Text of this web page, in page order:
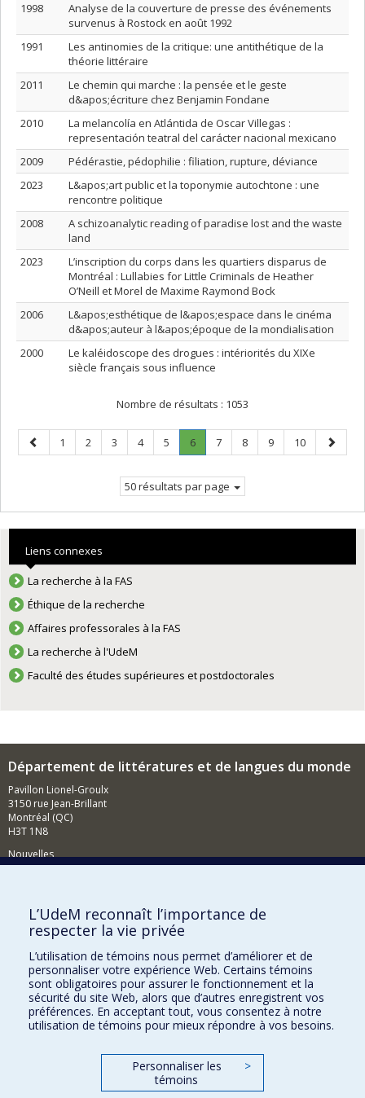
1998
Analyse de la couverture de presse des événements
survenus à Rostock en août 1992
1991
Les antinomies de la critique: une antithétique de la
théorie littéraire
2011
Le chemin qui marche : la pensée et le geste
d&apos;écriture chez Benjamin Fondane
2010
La melancolía en Atlántida de Oscar Villegas :
representación teatral del carácter nacional mexicano
2009
Pédérastie, pédophilie : filiation, rupture, déviance
2023
L&apos;art public et la toponymie autochtone : une
rencontre politique
2008
A schizoanalytic reading of paradise lost and the waste
land
2023
L’inscription du corps dans les quartiers disparus de
Montréal : Lullabies for Little Criminals de Heather
O’Neill et Morel de Maxime Raymond Bock
2006
L&apos;esthétique de l&apos;espace dans le cinéma
d&apos;auteur à l&apos;époque de la mondialisation
2000
Le kaléidoscope des drogues : intériorités du XIXe
siècle français sous influence
Nombre de résultats : 1053
Page
précédente
Page
1 Page
2 Page
3 Page
4 Page
5 Page
6.
Page
Page
7 Page
8 Page
9 Page
10
Page
50 résultats par page
Liens connexes
La recherche à la FAS
Éthique de la recherche
Affaires professorales à la FAS
La recherche à l'UdeM
Faculté des études supérieures et postdoctorales
Département de littératures et de langues du monde
Pavillon Lionel-Groulx
3150 rue Jean-Brillant
Montréal (QC)
H3T 1N8
Nouvelles
Comment soutenir le Département?
BESOIN D'AIDE?
Plan du site
Signaler une erreur
Accessibilité
FACULTÉ DES ARTS ET DES SCIENCES
Nos départements et écoles
L’UdeM reconnaît l’importance de
respecter la vie privée
L’utilisation de témoins nous permet d’améliorer et de
personnaliser votre expérience Web. Certains témoins
sont obligatoires pour assurer le fonctionnement et la
sécurité du site Web, alors que d’autres enregistrent vos
préférences. En acceptant tout, vous consentez à notre
utilisation de témoins pour mieux répondre à vos besoins.
Personnaliser les
témoins
>